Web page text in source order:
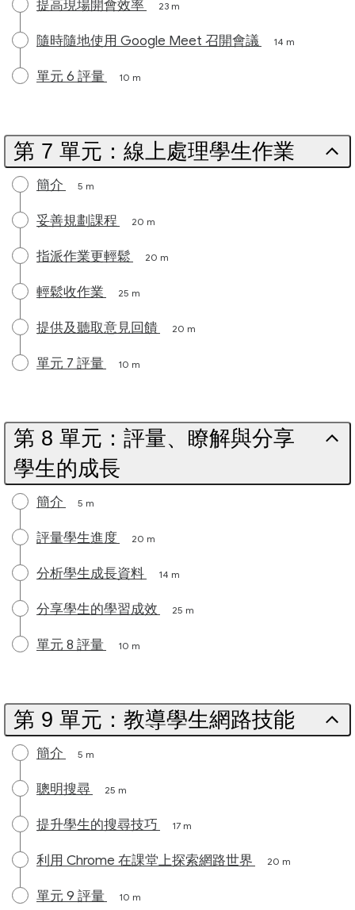
提高現場開會效率 23 m
隨時隨地使用 Google Meet 召開會議 14 m
單元 6 評量 10 m
第 7 單元：線上處理學生作業
簡介 5 m
妥善規劃課程 20 m
指派作業更輕鬆 20 m
輕鬆收作業 25 m
提供及聽取意見回饋 20 m
單元 7 評量 10 m
第 8 單元：評量、瞭解與分享
學生的成長
簡介 5 m
評量學生進度 20 m
分析學生成長資料 14 m
分享學生的學習成效 25 m
單元 8 評量 10 m
第 9 單元：教導學生網路技能
簡介 5 m
聰明搜尋 25 m
提升學生的搜尋技巧 17 m
利用 Chrome 在課堂上探索網路世界 20 m
單元 9 評量 10 m